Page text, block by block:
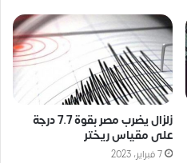
زلزال يضرب مصر بقوة 7.7 درجة
على مقياس ريختر
7 فبراير، 2023